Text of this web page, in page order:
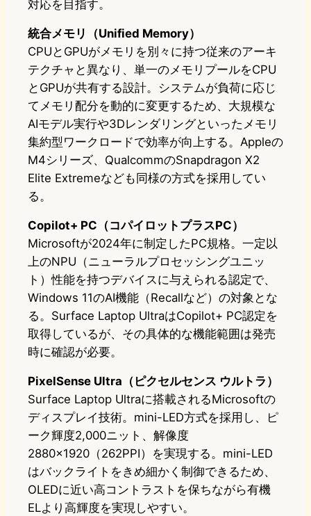
対応を目指す。
統合メモリ（Unified Memory）
CPUとGPUがメモリを別々に持つ従来のアーキ
テクチャと異なり、単一のメモリプールをCPU
とGPUが共有する設計。システムが負荷に応じ
てメモリ配分を動的に変更するため、大規模な
AIモデル実行や3Dレンダリングといったメモリ
集約型ワークロードで効率が向上する。Appleの
M4シリーズ、QualcommのSnapdragon X2
Elite Extremeなども同様の方式を採用してい
る。
Copilot+ PC（コパイロットプラスPC）
Microsoftが2024年に制定したPC規格。一定以
上のNPU（ニューラルプロセッシングユニッ
ト）性能を持つデバイスに与えられる認定で、
Windows 11のAI機能（Recallなど）の対象とな
る。Surface Laptop UltraはCopilot+ PC認定を
取得しているが、その具体的な機能範囲は発売
時に確認が必要。
PixelSense Ultra（ピクセルセンス ウルトラ）
Surface Laptop Ultraに搭載されるMicrosoftの
ディスプレイ技術。mini-LED方式を採用し、ピ
ーク輝度2,000ニット、解像度
2880×1920（262PPI）を実現する。mini-LED
はバックライトをきめ細かく制御できるため、
OLEDに近い高コントラストを保ちながら有機
ELより高輝度を実現しやすい。